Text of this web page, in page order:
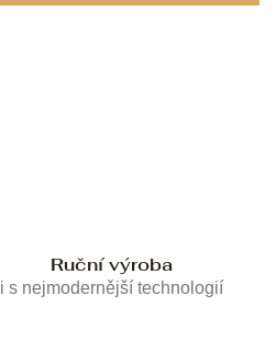
Ruční výroba
i s nejmodernější technologií